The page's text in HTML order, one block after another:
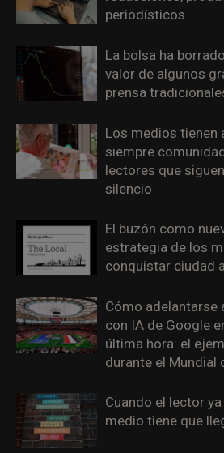
periodísticos
La bolsa ha
valor de algunos
prensa
Los medios tienen
siempre
lectores que
silencio
El buzón como
estrategia de los
conquistar ciudad
Cómo adelantarse
con IA de Google
última hora: el
durante el Mundial
Cuando el lector
medio tiene que